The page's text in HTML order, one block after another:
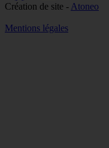
Création de site - Atoneo
Mentions légales